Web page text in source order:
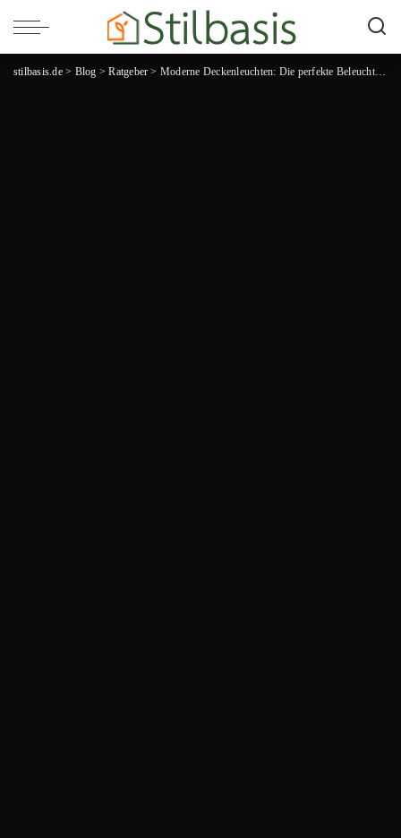
stilbasis.de> Blog >Ratgeber > Moderne Deckenleuchten: Die perfekte Beleuchtung für zeitgemäßes Wohnambiente